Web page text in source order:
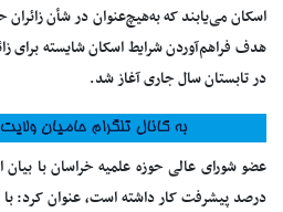
اسکان می‌یابند که به‌هیچ‌عنوان در شأن
هدف فراهم‌آوردن شرایط اسکان شایسته برای
در تابستان سال جاری آغاز شد.
درصد پیشرفت کار داشته است، عنوان کرد: با